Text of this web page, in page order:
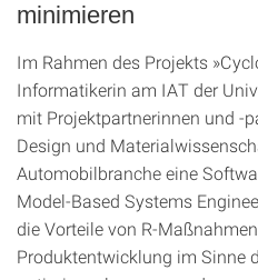
minimieren
Im Rahmen des Projekts
Informatikerin am IAT der
mit Projektpartnerinnen und -
Design und
Automobilbranche eine
Model-Based Systems
die Vorteile von R-
Produktentwicklung im Sinne